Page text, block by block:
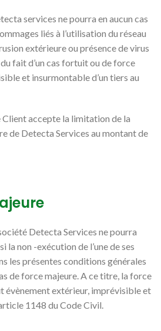
services ne pourra en aucun cas
liés à l’utilisation du réseau
extérieure ou présence de virus
fait d’un cas fortuit ou de force
et insurmontable d’un tiers au
Client accepte la limitation de la
de Detecta Services au montant de
Detecta Services ne pourra
la non -exécution de l’une de ses
les présentes conditions générales
de force majeure. A ce titre, la force
évènement extérieur, imprévisible et
1148 du Code Civil.